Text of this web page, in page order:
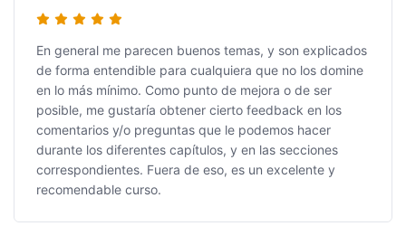
En general me parecen buenos temas, y son explicados
de forma entendible para cualquiera que no los domine
en lo más mínimo. Como punto de mejora o de ser
posible, me gustaría obtener cierto feedback en los
comentarios y/o preguntas que le podemos hacer
durante los diferentes capítulos, y en las secciones
correspondientes. Fuera de eso, es un excelente y
recomendable curso.